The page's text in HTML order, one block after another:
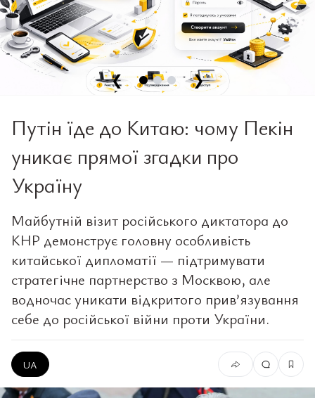
❮ ❯
Путін їде до Китаю: чому Пекін
уникає прямої згадки про
Україну
Майбутній візит російського диктатора до
КНР демонструє головну особливість
китайської дипломатії — підтримувати
стратегічне партнерство з Москвою, але
водночас уникати відкритого прив’язування
себе до російської війни проти України.
UA